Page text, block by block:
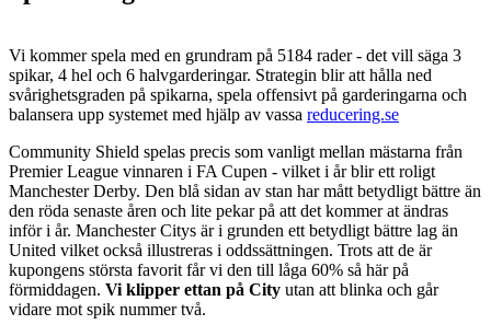
Vi kommer spela med en grundram på 5184 rader - det vill säga 3
spikar, 4 hel och 6 halvgarderingar. Strategin blir att hålla ned
svårighetsgraden på spikarna, spela offensivt på garderingarna och
balansera upp systemet med hjälp av vassa reducering.se
Community Shield spelas precis som vanligt mellan mästarna från
Premier League vinnaren i FA Cupen - vilket i år blir ett roligt
Manchester Derby. Den blå sidan av stan har mått betydligt bättre än
den röda senaste åren och lite pekar på att det kommer at ändras
inför i år. Manchester Citys är i grunden ett betydligt bättre lag än
United vilket också illustreras i oddssättningen. Trots att de är
kupongens största favorit får vi den till låga 60% så här på
förmiddagen. Vi klipper ettan på City utan att blinka och går
vidare mot spik nummer två.